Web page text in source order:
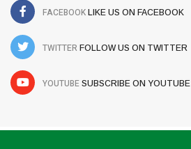
FACEBOOK LIKE US ON FACEBOOK
TWITTER FOLLOW US ON TWITTER
YOUTUBE SUBSCRIBE ON YOUTUBE